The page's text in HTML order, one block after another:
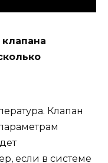
Клапан
если в системе